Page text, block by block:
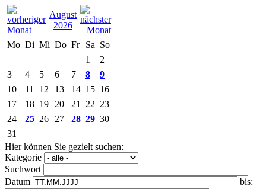
August
2026
Mo Di Mi Do Fr Sa So
1
2
3
4 5 6 7 8
9
10
11 12 13 14 15 16
17
18 19 20 21 22 23
24
25 26 27 28 29 30
31
Hier können Sie gezielt suchen:
Kategorie
Suchwort
Datum
bis: